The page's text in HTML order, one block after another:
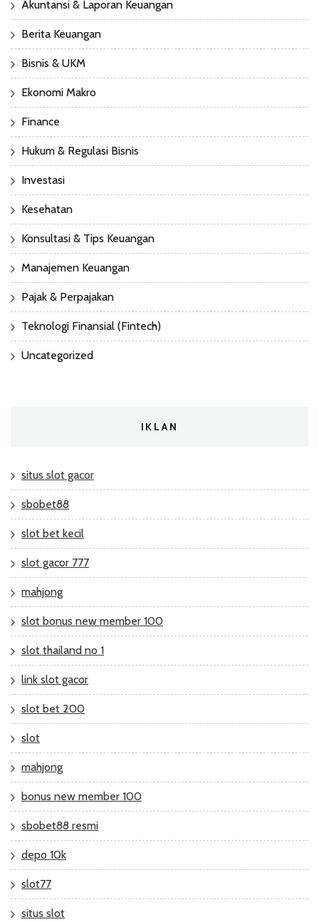
Akuntansi & Laporan Keuangan
Berita Keuangan
Bisnis & UKM
Ekonomi Makro
Finance
Hukum & Regulasi Bisnis
Investasi
Kesehatan
Konsultasi & Tips Keuangan
Manajemen Keuangan
Pajak & Perpajakan
Teknologi Finansial (Fintech)
Uncategorized
IKLAN
situs slot gacor
sbobet88
slot bet kecil
slot gacor 777
mahjong
slot bonus new member 100
slot thailand no 1
link slot gacor
slot bet 200
slot
mahjong
bonus new member 100
sbobet88 resmi
depo 10k
slot77
situs slot